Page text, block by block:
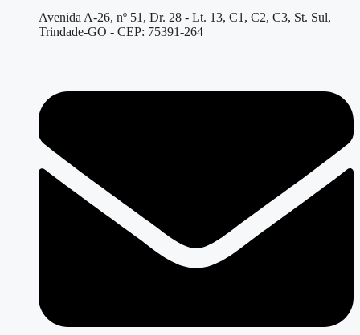
Avenida A-26, nº 51, Dr. 28 - Lt. 13, C1, C2, C3, St. Sul,
Trindade-GO - CEP: 75391-264